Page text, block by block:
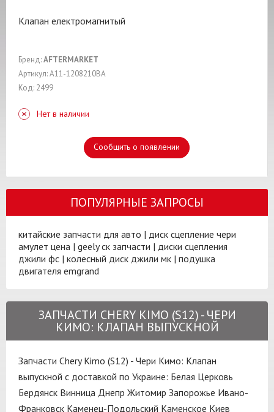
Клапан електромагнитый
Бренд:AFTERMARKET
Артикул: A11-1208210BA
Код: 2499
Нет в наличии
Сообщить о появлении
ПОПУЛЯРНЫЕ ЗАПРОСЫ
китайские запчасти для авто | диск сцепление чери
амулет цена | geely ск запчасти | диски сцепления
джили фс | колесный диск джили мк | подушка
двигателя emgrand
ЗАПЧАСТИ CHERY KIMO (S12) - ЧЕРИ
КИМО: КЛАПАН ВЫПУСКНОЙ
Запчасти Chery Kimo (S12) - Чери Кимо: Клапан
выпускной с доставкой по Украине: Белая Церковь
Бердянск Винница Днепр Житомир Запорожье Ивано-
Франковск Каменец-Подольский Каменское Киев